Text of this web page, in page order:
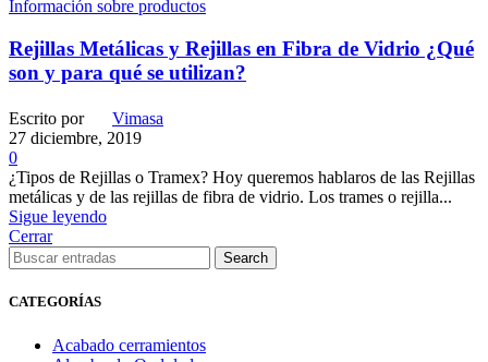
Información sobre productos
Rejillas Metálicas y Rejillas en Fibra de Vidrio ¿Qué
son y para qué se utilizan?
Escrito por
Vimasa
27 diciembre, 2019
0
¿Tipos de Rejillas o Tramex? Hoy queremos hablaros de las Rejillas
metálicas y de las rejillas de fibra de vidrio. Los trames o rejilla...
Sigue leyendo
Cerrar
Search
CATEGORÍAS
Acabado cerramientos